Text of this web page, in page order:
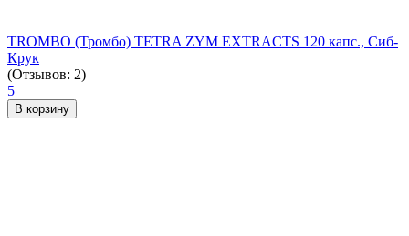
TROMBO (Тромбо) TETRA ZYM EXTRACTS 120 капс., Сиб-
Крук
(Отзывов: 2)
5
В корзину